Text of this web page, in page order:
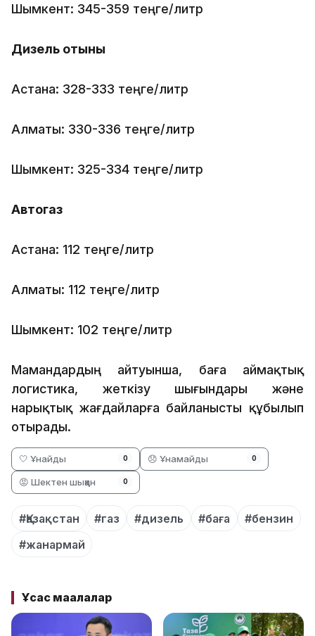
Шымкент: 345-359 теңге/литр
Дизель отыны
Астана: 328-333 теңге/литр
Алматы: 330-336 теңге/литр
Шымкент: 325-334 теңге/литр
Автогаз
Астана: 112 теңге/литр
Алматы: 112 теңге/литр
Шымкент: 102 теңге/литр
Мамандардың айтуынша, баға аймақтық
логистика, жеткізу шығындары және
нарықтық жағдайларға байланысты құбылып
отырады.
🤍 Ұнайды 0 😞 Ұнамайды 0
😡 Шектен шыққан 0
#Қазақстан #газ #дизель #баға
#бензин
#жанармай
Ұқсас мақалалар